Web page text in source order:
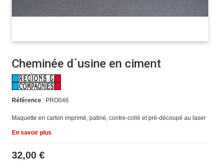
Cheminée d´usine en ciment
Référence: PRO046
Maquette en carton imprimé, patiné, contre-collé et pré-découpé au laser
En savoir plus
32,00 €